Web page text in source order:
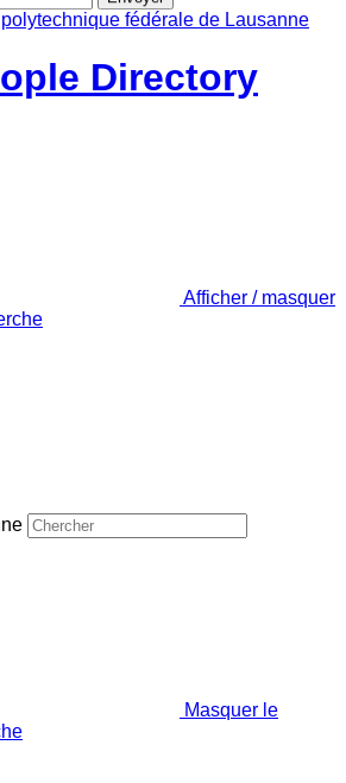
Directory
Afficher / masquer
Masquer le